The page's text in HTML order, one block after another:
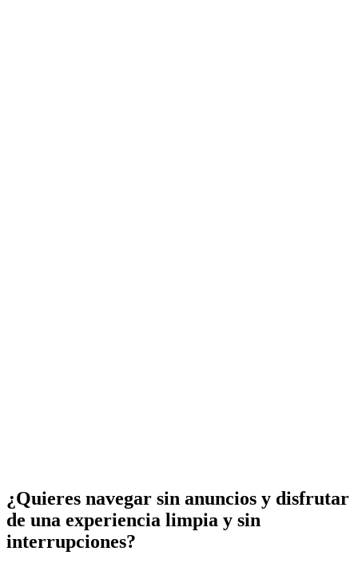
¿Quieres navegar sin anuncios y disfrutar
de una experiencia limpia y sin
interrupciones?